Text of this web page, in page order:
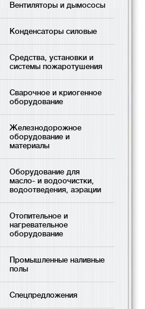
Вентиляторы и дымососы
Конденсаторы силовые
Средства, установки и
системы пожаротушения
Сварочное и криогенное
оборудование
Железнодорожное
оборудование и
материалы
Оборудование для
масло- и водоочистки,
водоотведения, аэрации
Отопительное и
нагревательное
оборудование
Промышленные наливные
полы
Спецпредложения